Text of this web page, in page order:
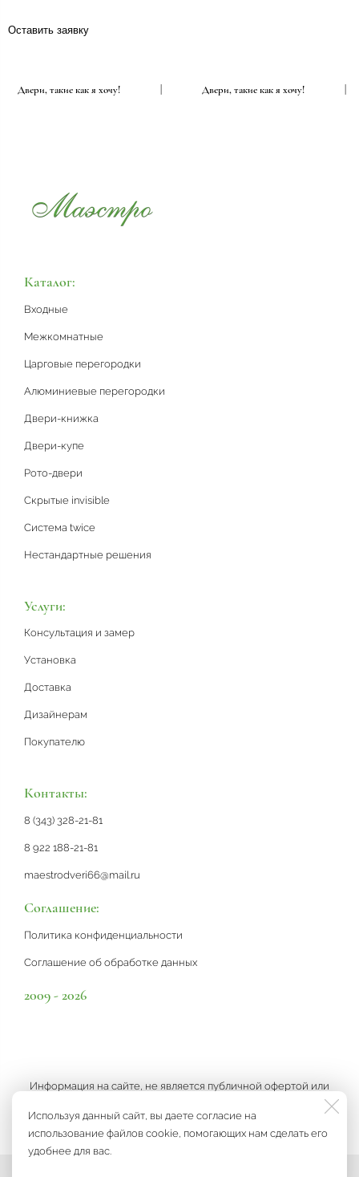
Используя данный сайт, вы даете согласие на
использование файлов cookie, помогающих нам сделать его
удобнее для вас.
Оставить заявку
Двери, такие как я хочу! Двери, такие как я хочу!
Каталог:
Входные
Межкомнатные
Царговые перегородки
Алюминиевые перегородки
Двери-книжка
Двери-купе
Рото-двери
Скрытые invisible
Система twice
Нестандартные решения
Услуги:
Консультация и замер
Установка
Доставка
Дизайнерам
Покупателю
Контакты:
8 (343) 328-21-81
8 922 188-21-81
maestrodveri66@mail.ru
Соглашение:
Политика конфиденциальности
Соглашение об обработке данных
2009 - 2026
Информация на сайте, не является публичной офертой или
рекламой, а носит информационный характер и может быть
изменена по усмотрению компании.